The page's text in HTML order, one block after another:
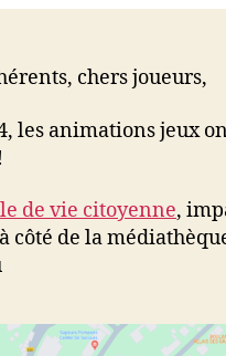
chers joueurs,
les animations jeux
de vie citoyenne,
côté de la